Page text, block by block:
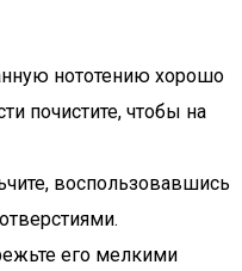
нототению хорошо
почистите, чтобы на
воспользовавшись
его мелкими